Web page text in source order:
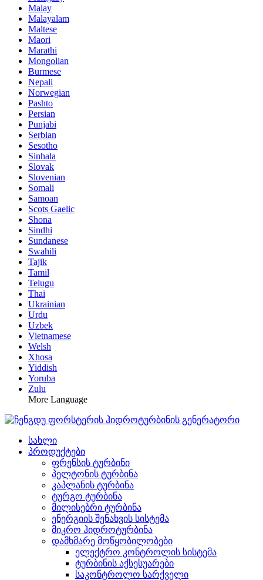
Malay
Malayalam
Maltese
Maori
Marathi
Mongolian
Burmese
Nepali
Norwegian
Pashto
Persian
Punjabi
Serbian
Sesotho
Sinhala
Slovak
Slovenian
Somali
Samoan
Scots Gaelic
Shona
Sindhi
Sundanese
Swahili
Tajik
Tamil
Telugu
Thai
Ukrainian
Urdu
Uzbek
Vietnamese
Welsh
Xhosa
Yiddish
Yoruba
Zulu
More Language
სახლი
პროდუქტები
ფრენსის ტურბინი
პელტონის ტურბინა
კაპლანის ტურბინა
ტურგო ტურბინა
მილისებრი ტურბინა
ენერგიის შენახვის სისტემა
მიკრო ჰიდროტურბინა
დამხმარე მოწყობილობები
ელექტრო კონტროლის სისტემა
ტურბინის აქსესუარები
საკონტროლო სარქველი